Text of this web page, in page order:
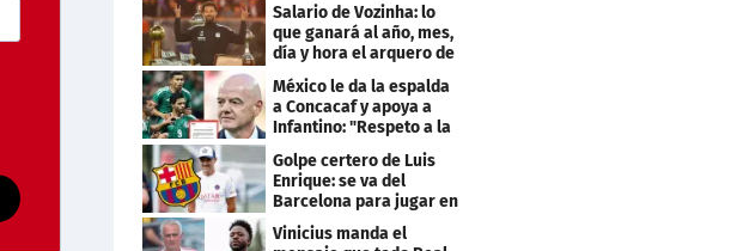
Salario de Vozinha: lo
que ganará al año, mes,
día y hora el arquero de
Cabo Verde
México le da la espalda
a Concacaf y apoya a
Infantino: "Respeto a la
gobernanza"
Golpe certero de Luis
Enrique: se va del
Barcelona para jugar en
el PSG
Vinicius manda el